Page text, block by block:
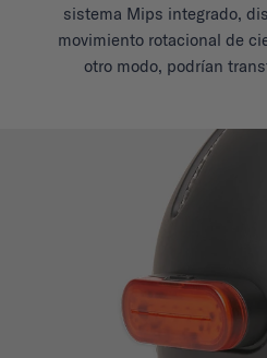
sistema Mips integrado,
movimiento rotacional de
otro modo, podrían